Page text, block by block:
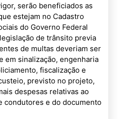
serão beneficiados as
estejam no Cadastro
do Governo Federal
de trânsito previa
de multas deveriam ser
em sinalização, engenharia
fiscalização e
previsto no projeto,
despesas relativas ao
condutores e do documento